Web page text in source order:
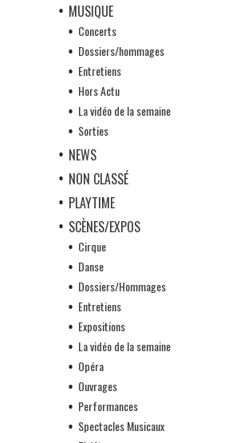
MUSIQUE
Concerts
Dossiers/hommages
Entretiens
Hors Actu
La vidéo de la semaine
Sorties
NEWS
NON CLASSÉ
PLAYTIME
SCÈNES/EXPOS
Cirque
Danse
Dossiers/Hommages
Entretiens
Expositions
La vidéo de la semaine
Opéra
Ouvrages
Performances
Spectacles Musicaux